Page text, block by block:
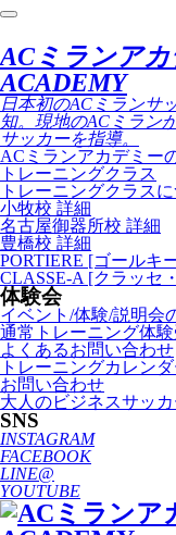
ACミランア
ACADEMY
日本初のACミランサ
知。現地のACミラン
サッカーを指導。
ACミランアカデミー
トレーニングクラス
トレーニングクラス
小牧校 詳細
名古屋御器所校 詳細
豊橋校 詳細
PORTIERE [ゴールキ
CLASSE-A [クラッセ
体験会
イベント/体験/説明会
通常トレーニング体
よくあるお問い合わせ
トレーニングカレン
お問い合わせ
大人のビジネスサッ
SNS
INSTAGRAM
FACEBOOK
LINE@
YOUTUBE